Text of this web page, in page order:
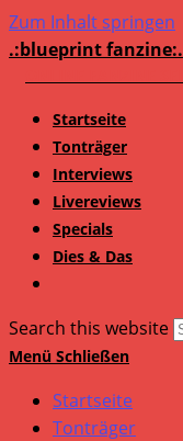
Zum Inhalt springen
.:blueprint fanzine:.
Startseite
Tonträger
Interviews
Livereviews
Specials
Dies & Das
Search this website
Menü Schließen
Startseite
Tonträger